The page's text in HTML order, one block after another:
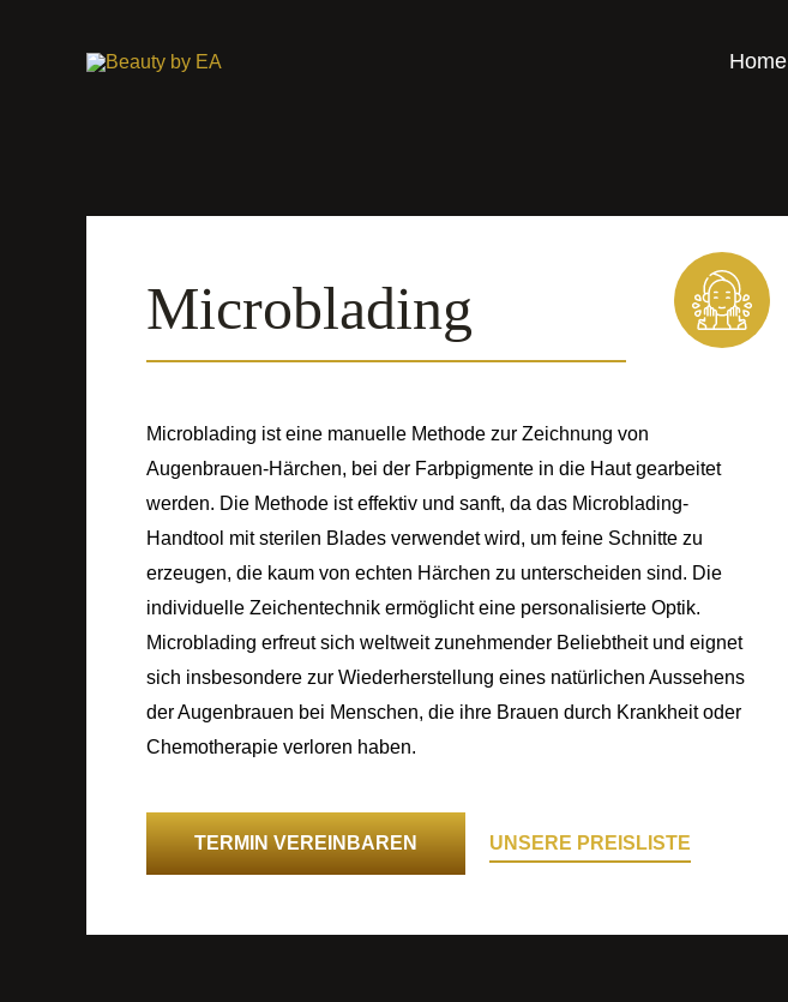
Home
Microblading
Microblading ist eine manuelle Methode zur Zeichnung von
Augenbrauen-Härchen, bei der Farbpigmente in die Haut gearbeitet
werden. Die Methode ist effektiv und sanft, da das Microblading-
Handtool mit sterilen Blades verwendet wird, um feine Schnitte zu
erzeugen, die kaum von echten Härchen zu unterscheiden sind. Die
individuelle Zeichentechnik ermöglicht eine personalisierte Optik.
Microblading erfreut sich weltweit zunehmender Beliebtheit und eignet
sich insbesondere zur Wiederherstellung eines natürlichen Aussehens
der Augenbrauen bei Menschen, die ihre Brauen durch Krankheit oder
Chemotherapie verloren haben.
TERMIN VEREINBAREN UNSERE PREISLISTE